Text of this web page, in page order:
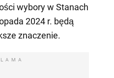
wybory w Stanach
2024 r. będą
znaczenie.